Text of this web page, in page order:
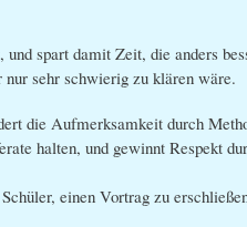
spart damit Zeit, die anders
sehr schwierig zu klären wäre.
die Aufmerksamkeit durch
halten, und gewinnt Respekt
einen Vortrag zu